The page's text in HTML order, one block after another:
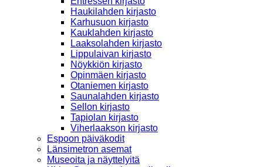
Haukilahden kirjasto
Karhusuon kirjasto
Kauklahden kirjasto
Laaksolahden kirjasto
Lippulaivan kirjasto
Nöykkiön kirjasto
Opinmäen kirjasto
Otaniemen kirjasto
Saunalahden kirjasto
Sellon kirjasto
Tapiolan kirjasto
Viherlaakson kirjasto
Espoon päiväkodit
Länsimetron asemat
Museoita ja näyttelyitä